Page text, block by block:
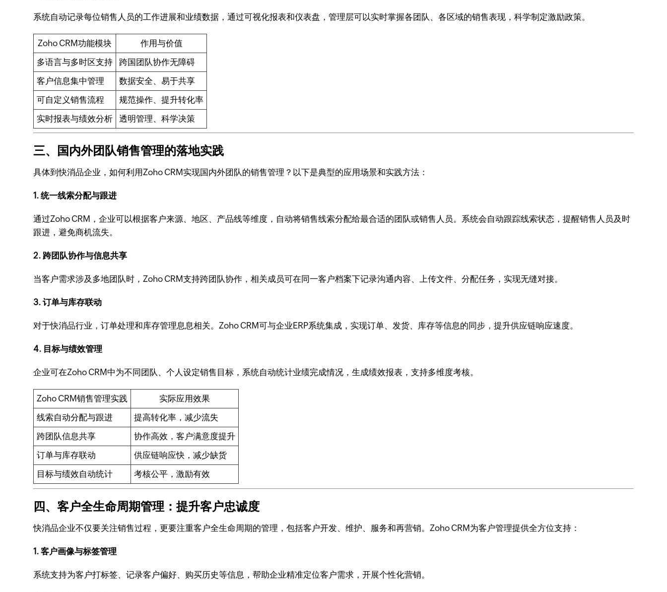
系统自动记录每位销售人员的工作进展和业绩数据，通过可视化报表和仪表盘，管理层可以实时掌握各团队、各区域的销售表现，科学制定激励政策。
Zoho CRM功能模块
作用与价值
多语言与多时区支持
跨国团队协作无障碍
客户信息集中管理
数据安全、易于共享
可自定义销售流程
规范操作、提升转化率
实时报表与绩效分析
透明管理、科学决策
三、国内外团队销售管理的落地实践
具体到快消品企业，如何利用Zoho CRM实现国内外团队的销售管理？以下是典型的应用场景和实践方法：
1. 统一线索分配与跟进
通过Zoho CRM，企业可以根据客户来源、地区、产品线等维度，自动将销售线索分配给最合适的团队或销售人员。系统会自动跟踪线索状态，提醒销售人员及时
跟进，避免商机流失。
2. 跨团队协作与信息共享
当客户需求涉及多地团队时，Zoho CRM支持跨团队协作，相关成员可在同一客户档案下记录沟通内容、上传文件、分配任务，实现无缝对接。
3. 订单与库存联动
对于快消品行业，订单处理和库存管理息息相关。Zoho CRM可与企业ERP系统集成，实现订单、发货、库存等信息的同步，提升供应链响应速度。
4. 目标与绩效管理
企业可在Zoho CRM中为不同团队、个人设定销售目标，系统自动统计业绩完成情况，生成绩效报表，支持多维度考核。
Zoho CRM销售管理实践
实际应用效果
线索自动分配与跟进
提高转化率，减少流失
跨团队信息共享
协作高效，客户满意度提升
订单与库存联动
供应链响应快，减少缺货
目标与绩效自动统计
考核公平，激励有效
四、客户全生命周期管理：提升客户忠诚度
快消品企业不仅要关注销售过程，更要注重客户全生命周期的管理，包括客户开发、维护、服务和再营销。Zoho CRM为客户管理提供全方位支持：
1. 客户画像与标签管理
系统支持为客户打标签、记录客户偏好、购买历史等信息，帮助企业精准定位客户需求，开展个性化营销。